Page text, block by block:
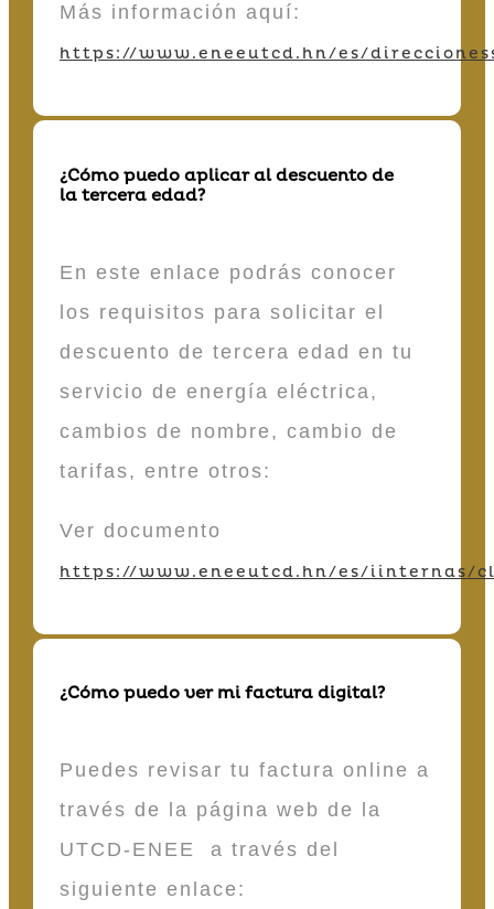
Más información aquí:
https://www.eneeutcd.hn/es/
¿Cómo puedo aplicar al descuento de
la tercera edad?
En este enlace podrás conocer
los requisitos para solicitar el
descuento de tercera edad en tu
servicio de energía eléctrica,
cambios de nombre, cambio de
tarifas, entre otros:
Ver documento
https://www.eneeutcd.hn/es/iinternas/
¿Cómo puedo ver mi factura digital?
Puedes revisar tu factura online a
través de la página web de la
UTCD-ENEE a través del
siguiente enlace: